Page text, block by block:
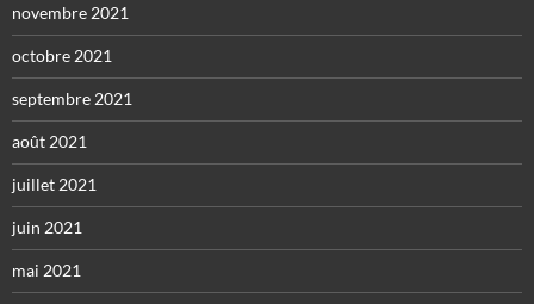
novembre 2021
octobre 2021
septembre 2021
août 2021
juillet 2021
juin 2021
mai 2021